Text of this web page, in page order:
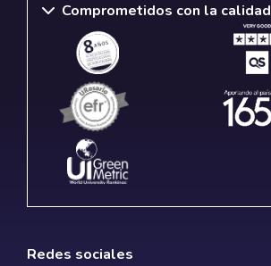
Comprometidos con la calidad
Redes sociales